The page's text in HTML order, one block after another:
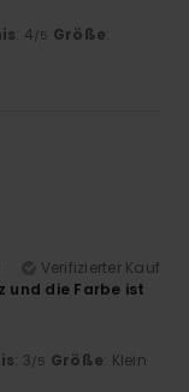
: 4 /5 Größe:
Verifizierter Kauf
und die Farbe ist
: 3 /5 Größe: Klein